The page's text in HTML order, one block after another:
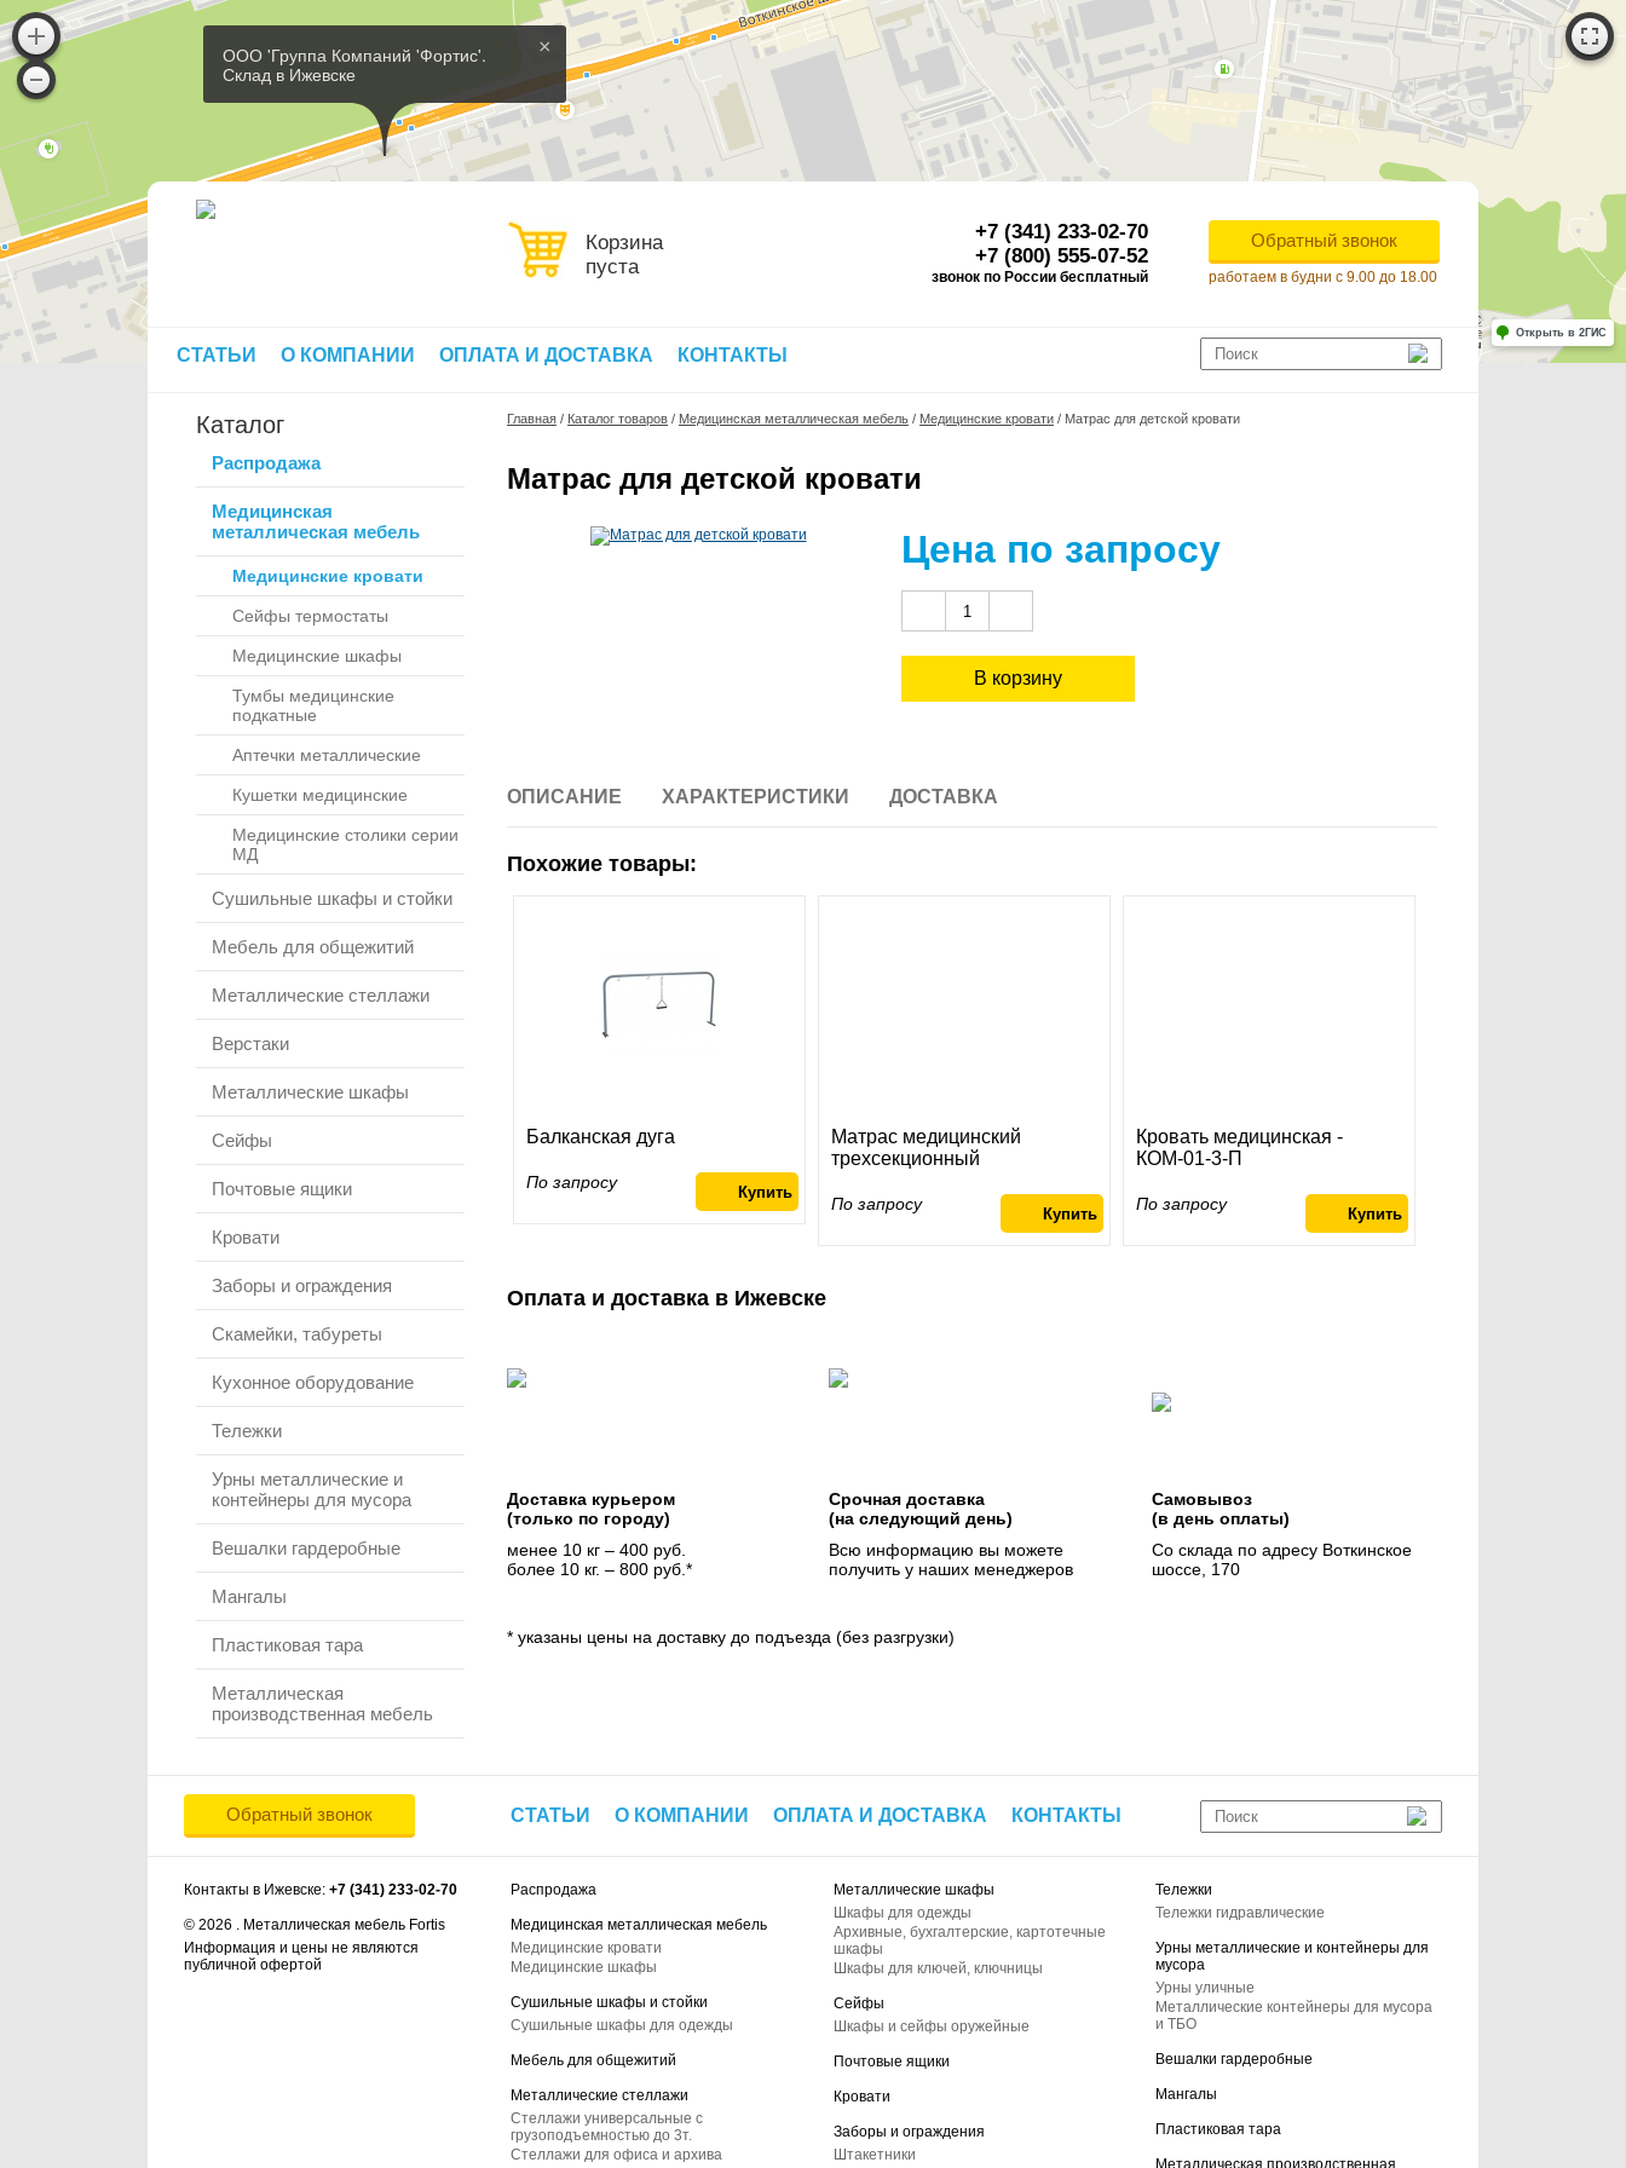
×
ООО 'Группа Компаний 'Фортис'.
Склад в Ижевске
Работает на API 2ГИС
Лицензионное соглашение
Для корректной работы Raster JS API нужен ключ. Помощь: api@2gis.ru
Открыть в 2ГИС
Корзина
пуста
+7 (341) 233-02-70
+7 (800) 555-07-52
звонок по России бесплатный
Обратный звонок
работаем в будни с 9.00 до 18.00
СТАТЬИ О КОМПАНИИ ОПЛАТА И ДОСТАВКА КОНТАКТЫ
Каталог
Распродажа
Медицинская
металлическая мебель
Медицинские кровати
Сейфы термостаты
Медицинские шкафы
Тумбы медицинские
подкатные
Аптечки металлические
Кушетки медицинские
Медицинские столики серии
МД
Сушильные шкафы и стойки
Мебель для общежитий
Металлические стеллажи
Верстаки
Металлические шкафы
Сейфы
Почтовые ящики
Кровати
Заборы и ограждения
Скамейки, табуреты
Кухонное оборудование
Тележки
Урны металлические и
контейнеры для мусора
Вешалки гардеробные
Мангалы
Пластиковая тара
Металлическая
производственная мебель
Главная / Каталог товаров / Медицинская металлическая мебель / Медицинские кровати / Матрас для детской кровати
Матрас для детской кровати
Цена по запросу
ОПИСАНИЕ ХАРАКТЕРИСТИКИ ДОСТАВКА
Похожие товары:
Балканская дуга
По запросу
Матрас медицинский
трехсекционный
По запросу
Кровать медицинская -
КОМ-01-3-П
По запросу
Оплата и доставка в Ижевске
Доставка курьером
(только по городу)
менее 10 кг – 400 руб.
более 10 кг. – 800 руб.*
Срочная доставка
(на следующий день)
Всю информацию вы можете
получить у наших менеджеров
Самовывоз
(в день оплаты)
Со склада по адресу Воткинское
шоссе, 170
* указаны цены на доставку до подъезда (без разгрузки)
Обратный звонок СТАТЬИ О КОМПАНИИ ОПЛАТА И ДОСТАВКА КОНТАКТЫ
Контакты в Ижевске: +7 (341) 233-02-70
© 2026 . Металлическая мебель Fortis
Информация и цены не являются
публичной офертой
Распродажа
Медицинская металлическая мебель
Медицинские кровати
Медицинские шкафы
Сушильные шкафы и стойки
Сушильные шкафы для одежды
Мебель для общежитий
Металлические стеллажи
Стеллажи универсальные с
грузоподъемностью до 3т.
Стеллажи для офиса и архива
Металлические шкафы
Шкафы для одежды
Архивные, бухгалтерские, картотечные
шкафы
Шкафы для ключей, ключницы
Сейфы
Шкафы и сейфы оружейные
Почтовые ящики
Кровати
Заборы и ограждения
Штакетники
Тележки
Тележки гидравлические
Урны металлические и контейнеры для
мусора
Урны уличные
Металлические контейнеры для мусора
и ТБО
Вешалки гардеробные
Мангалы
Пластиковая тара
Металлическая производственная